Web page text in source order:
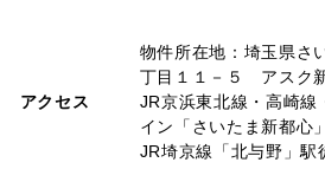
アクセス
物件所在地：埼玉県さ
丁目１１－５ アスク
JR京浜東北線・高崎線
イン「さいたま新都心
JR埼京線「北与野」駅